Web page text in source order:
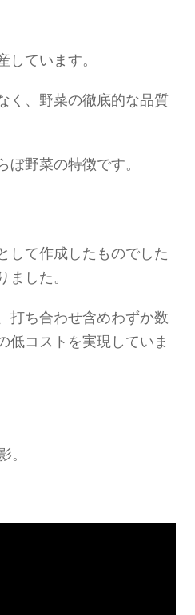
ています。
く、野菜の徹底的な品質
野菜の特徴です。
して作成したものでした
した。
打ち合わせ含めわずか数
低コストを実現していま
。